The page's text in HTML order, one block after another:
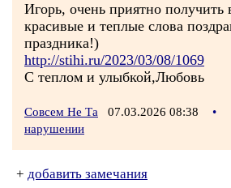
Игорь, очень приятно получить
красивые и теплые слова
праздника!)
http://stihi.ru/2023/03/08/1069
С теплом и улыбкой,Любовь
Совсем Не Та 07.03.2026 08:38 •
нарушении
+ добавить замечания